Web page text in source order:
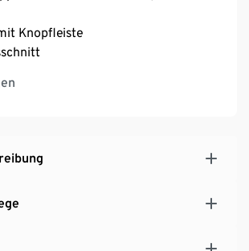
Knopfleiste
formbeständig, perfekter Sitz, hoher